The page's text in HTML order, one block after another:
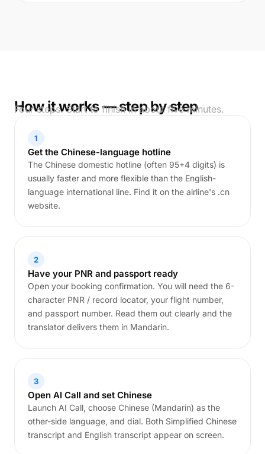
How it works — step by step
Four steps. Start to finish in about five minutes.
1
Get the Chinese-language hotline
The Chinese domestic hotline (often 95+4 digits) is
usually faster and more flexible than the English-
language international line. Find it on the airline's .cn
website.
2
Have your PNR and passport ready
Open your booking confirmation. You will need the 6-
character PNR / record locator, your flight number,
and passport number. Read them out clearly and the
translator delivers them in Mandarin.
3
Open AI Call and set Chinese
Launch AI Call, choose Chinese (Mandarin) as the
other-side language, and dial. Both Simplified Chinese
transcript and English transcript appear on screen.